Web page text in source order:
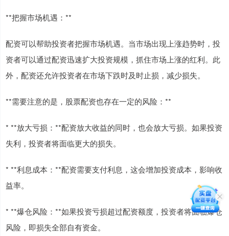
**把握市场机遇：**
配资可以帮助投资者把握市场机遇。当市场出现上涨趋势时，投
资者可以通过配资迅速扩大投资规模，抓住市场上涨的红利。此
外，配资还允许投资者在市场下跌时及时止损，减少损失。
**需要注意的是，股票配资也存在一定的风险：**
* **放大亏损：**配资放大收益的同时，也会放大亏损。如果投资
失利，投资者将面临更大的损失。
* **利息成本：**配资需要支付利息，这会增加投资成本，影响收
益率。
* **爆仓风险：**如果投资亏损超过配资额度，投资者将面临爆仓
风险，即损失全部自有资金。